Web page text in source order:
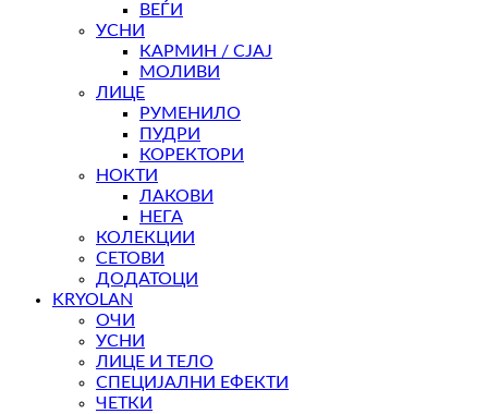
ВЕЃИ
УСНИ
КАРМИН / СЈАЈ
МОЛИВИ
ЛИЦЕ
РУМЕНИЛО
ПУДРИ
КОРЕКТОРИ
НОКТИ
ЛАКОВИ
НЕГА
КОЛЕКЦИИ
СЕТОВИ
ДОДАТОЦИ
KRYOLAN
ОЧИ
УСНИ
ЛИЦЕ И ТЕЛО
СПЕЦИЈАЛНИ ЕФЕКТИ
ЧЕТКИ